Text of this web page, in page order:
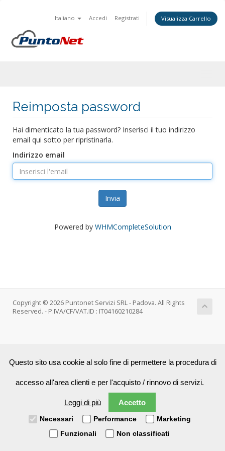
Italiano Accedi Registrati Visualizza Carrello
Reimposta password
Hai dimenticato la tua password? Inserisci il tuo indirizzo
email qui sotto per ripristinarla.
Indirizzo email
Invia
Powered by WHMCompleteSolution
Copyright © 2026 Puntonet Servizi SRL - Padova. All Rights
Reserved. - P.IVA/CF/VAT.ID : IT04160210284
Questo sito usa cookie al solo fine di permettere la procedura di
accesso all'area clienti e per l'acquisto / rinnovo di servizi.
Leggi di più Accetto
Necessari Performance
Marketing
Funzionali
Non classificati